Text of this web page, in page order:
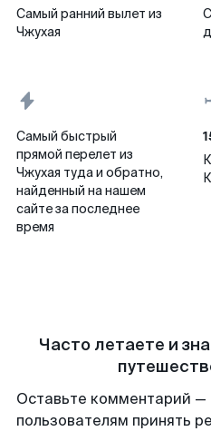
Самый ранний вылет из
Чжухая
Самый быстрый
прямой перелет из
Чжухая туда и обратно,
найденный на нашем
сайте за последнее
время
Часто летаете и
Оставьте комментарий
пользователям принять